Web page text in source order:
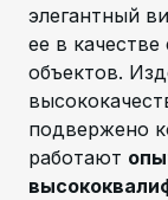
элегантный
ее в
объектов.
подвержено
работают